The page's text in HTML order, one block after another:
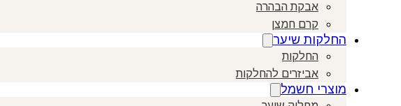
אבקת הבהרה
קרם חמצן
החלקות שיער
החלקות
אביזרים להחלקות
מוצרי חשמל